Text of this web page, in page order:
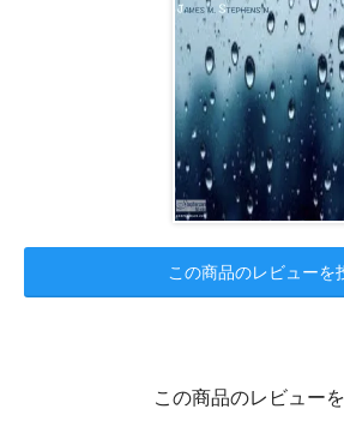
この商品のレビューを
この商品のレビュー